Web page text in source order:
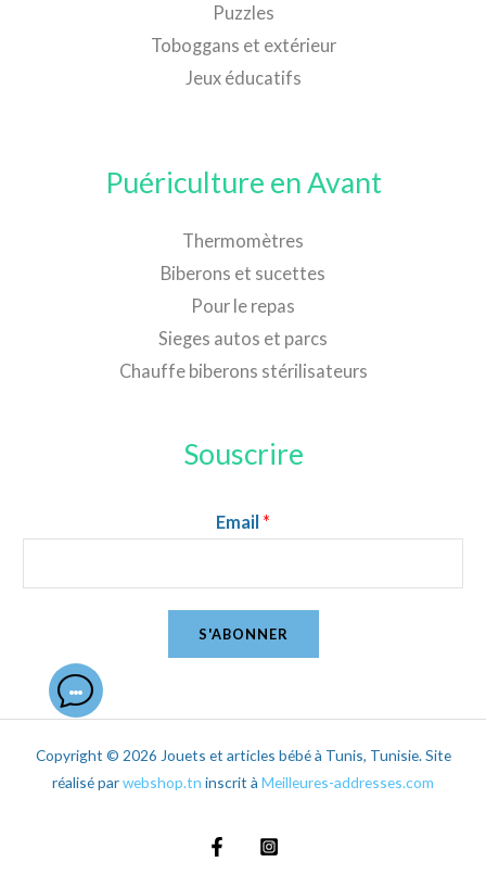
Puzzles
Toboggans et extérieur
Jeux éducatifs
Puériculture en Avant
Thermomètres
Biberons et sucettes
Pour le repas
Sieges autos et parcs
Chauffe biberons stérilisateurs
Souscrire
Email *
S'ABONNER
Copyright © 2026 Jouets et articles bébé à Tunis, Tunisie. Site
réalisé parwebshop.tn inscrit à Meilleures-addresses.com